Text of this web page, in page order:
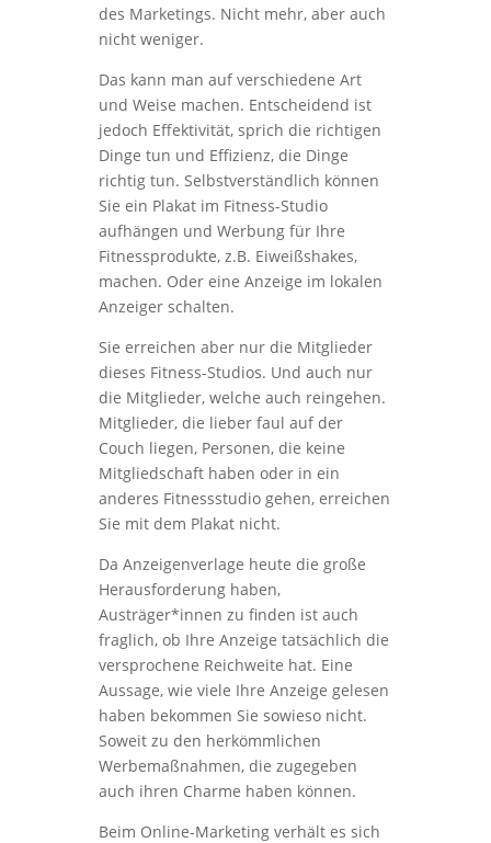
des Marketings. Nicht mehr, aber auch
nicht weniger.
Das kann man auf verschiedene Art
und Weise machen. Entscheidend ist
jedoch Effektivität, sprich die richtigen
Dinge tun und Effizienz, die Dinge
richtig tun. Selbstverständlich können
Sie ein Plakat im Fitness-Studio
aufhängen und Werbung für Ihre
Fitnessprodukte, z.B. Eiweißshakes,
machen. Oder eine Anzeige im lokalen
Anzeiger schalten.
Sie erreichen aber nur die Mitglieder
dieses Fitness-Studios. Und auch nur
die Mitglieder, welche auch reingehen.
Mitglieder, die lieber faul auf der
Couch liegen, Personen, die keine
Mitgliedschaft haben oder in ein
anderes Fitnessstudio gehen, erreichen
Sie mit dem Plakat nicht.
Da Anzeigenverlage heute die große
Herausforderung haben,
Austräger*innen zu finden ist auch
fraglich, ob Ihre Anzeige tatsächlich die
versprochene Reichweite hat. Eine
Aussage, wie viele Ihre Anzeige gelesen
haben bekommen Sie sowieso nicht.
Soweit zu den herkömmlichen
Werbemaßnahmen, die zugegeben
auch ihren Charme haben können.
Beim Online-Marketing verhält es sich